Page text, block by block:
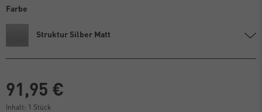
Farbe
Struktur Silber Matt
91,95 €
Inhalt: 1 Stück